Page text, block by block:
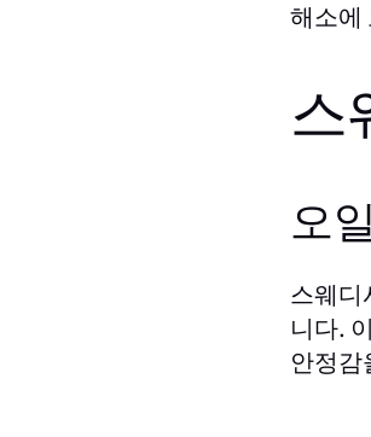
해소에
스
오
스웨디
니다.
안정감